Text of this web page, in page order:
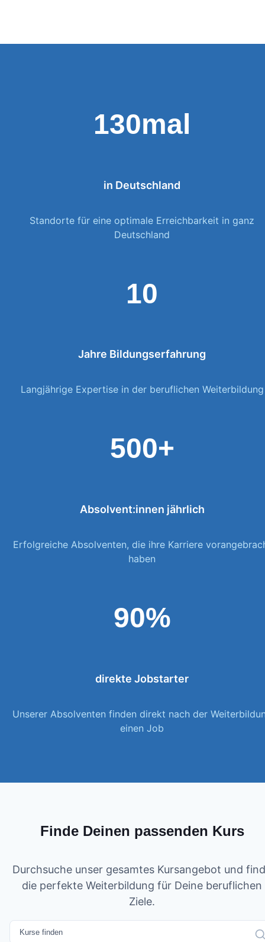
130mal
in Deutschland
Standorte für eine optimale Erreichbarkeit in ganz
Deutschland
10
Jahre Bildungserfahrung
Langjährige Expertise in der beruflichen Weiterbildung
500+
Absolvent:innen jährlich
Erfolgreiche Absolventen, die ihre Karriere
haben
90%
direkte Jobstarter
Unserer Absolventen finden direkt nach der
einen Job
Finde Deinen passenden Kurs
Durchsuche unser gesamtes Kursangebot und
die perfekte Weiterbildung für Deine beruflichen
Ziele.